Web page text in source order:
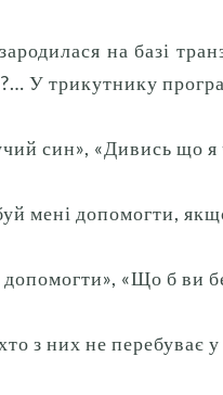
на базі
У трикутнику
син», «Дивись що я
мені допомогти,
допомогти», «Що б ви
з них не перебуває